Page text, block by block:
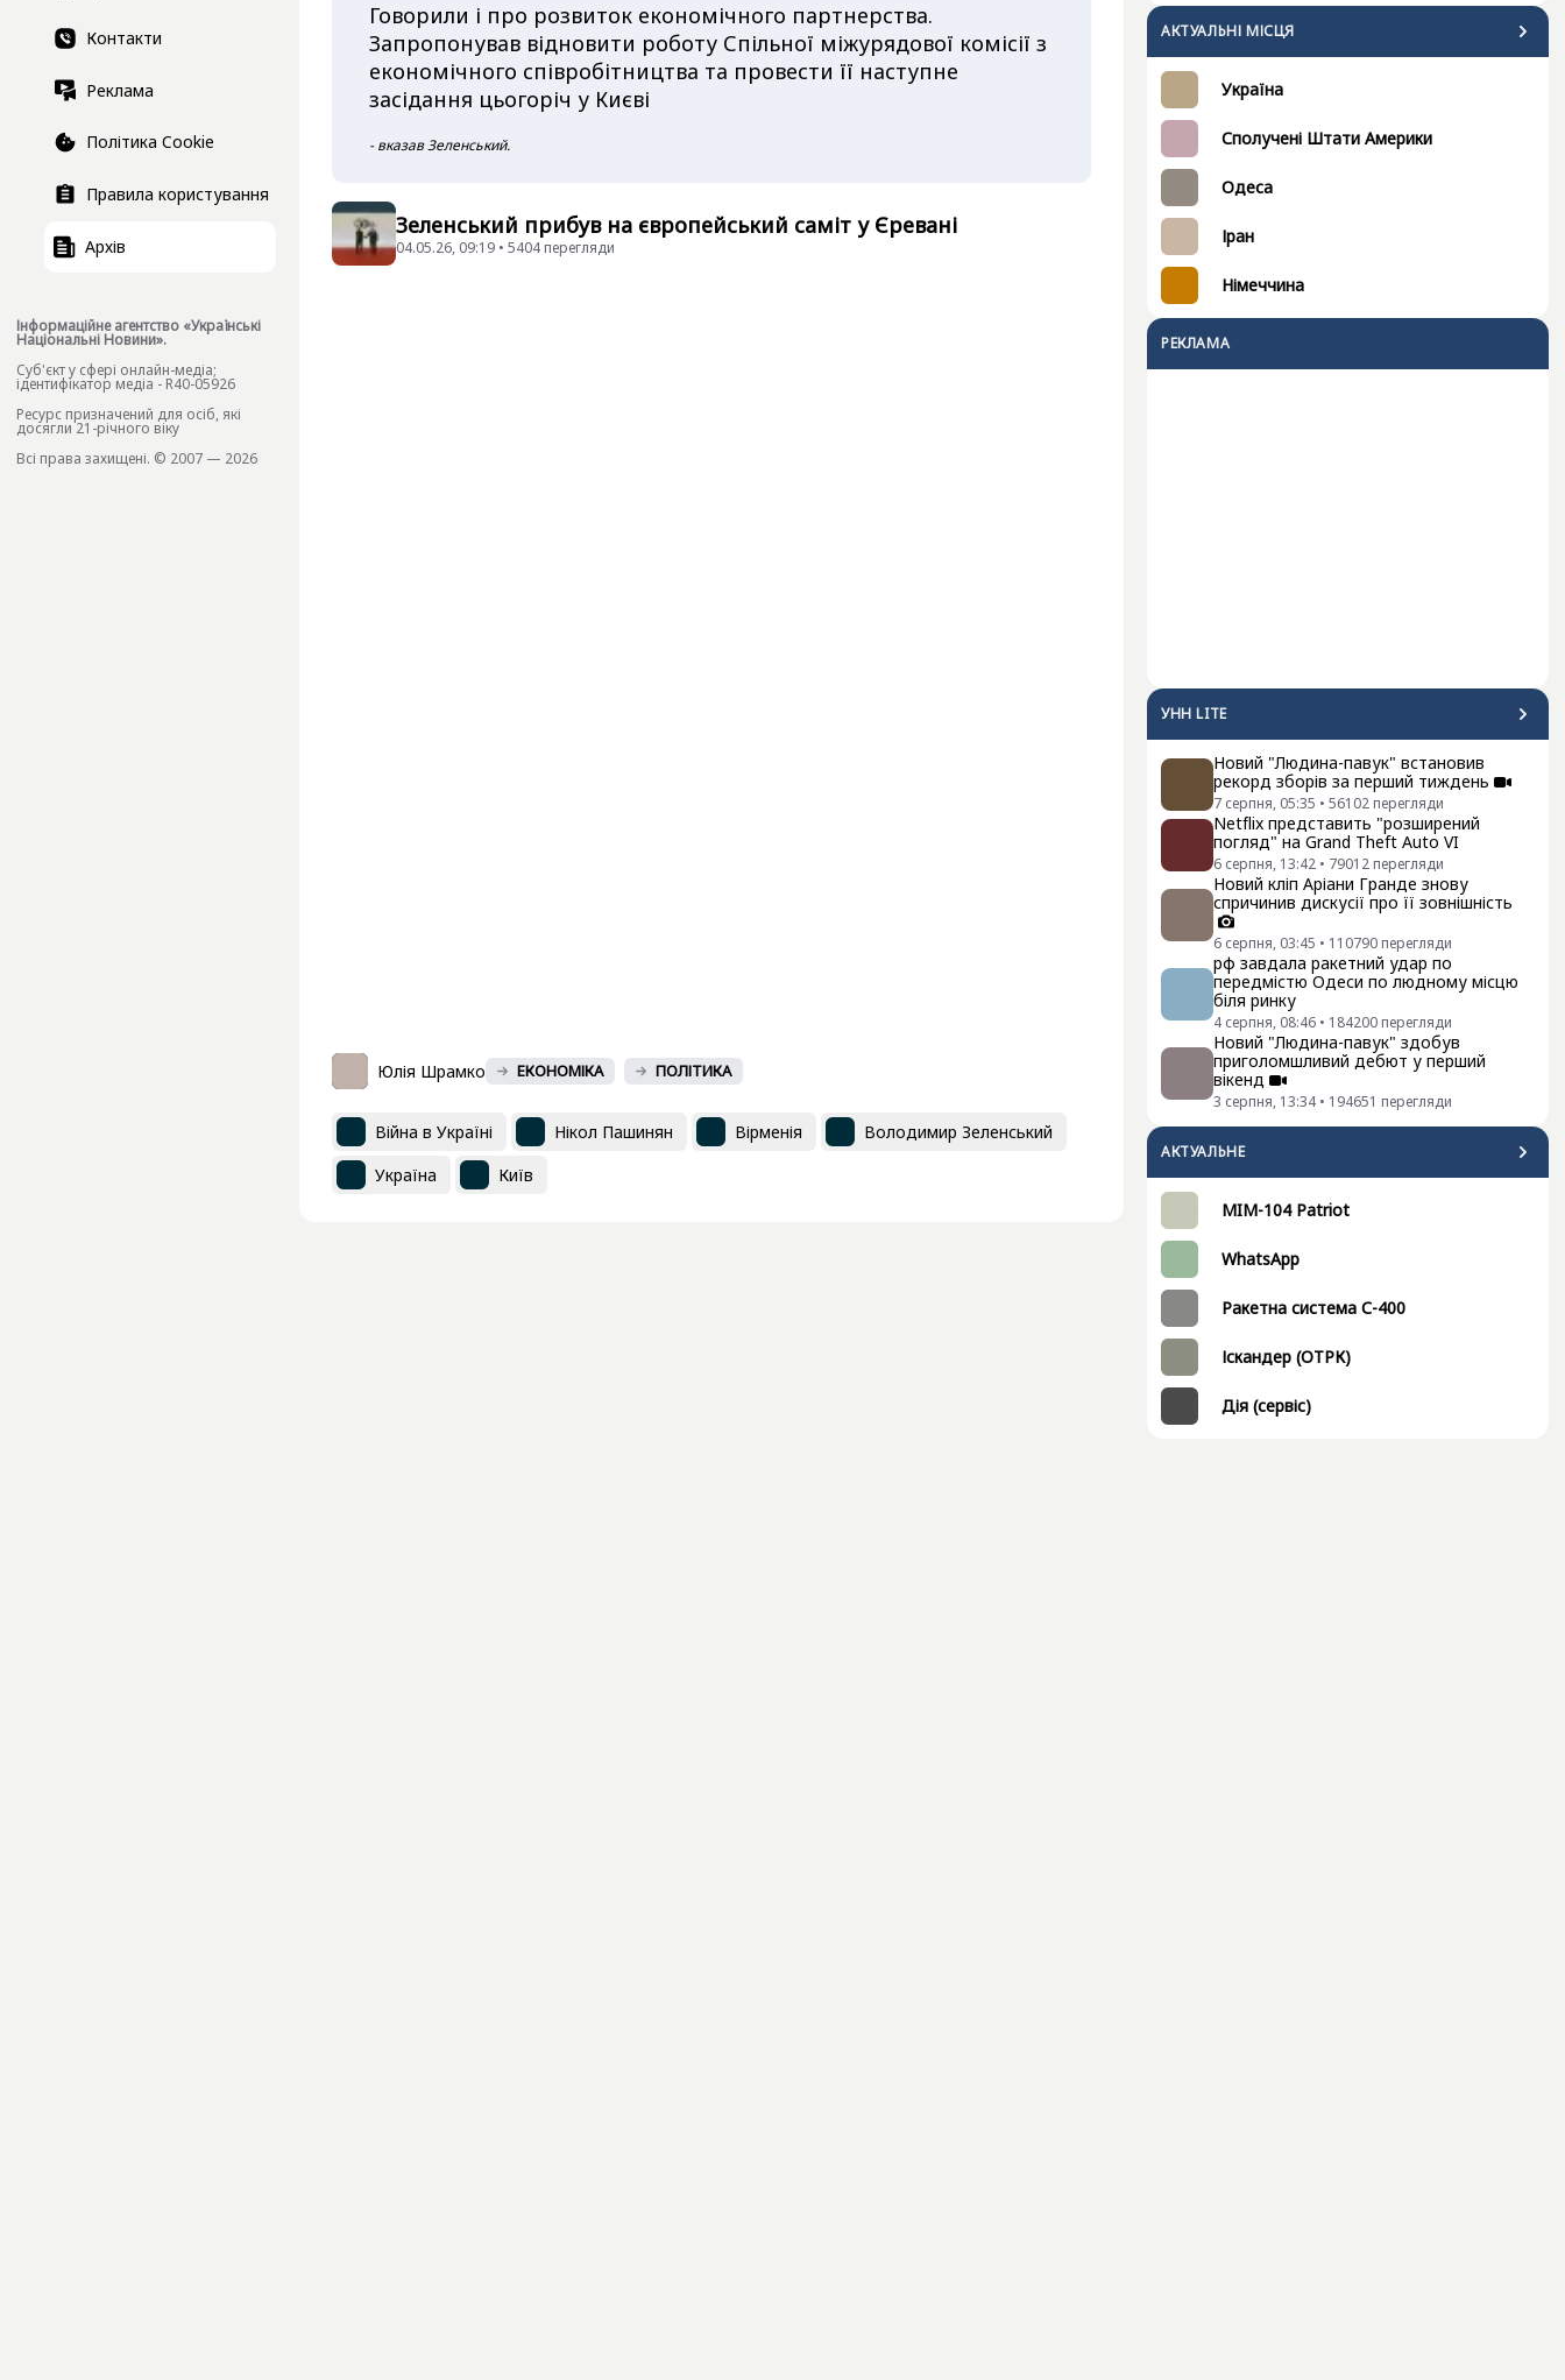
Контакти
Реклама
Політика Cookie
Правила користування
Архів
Інформаційне агентство «Українські
Національні Новини».
Cуб'єкт у сфері онлайн-медіа;
ідентифікатор медіа - R40-05926
Ресурс призначений для осіб, які
досягли 21-річного віку
Всі права захищені. © 2007 — 2026
АКТУАЛЬНІ МІСЦЯ
Україна
Сполучені Штати Америки
Одеса
Іран
Німеччина
РЕКЛАМА
УНН LITE
Новий "Людина-павук" встановив
рекорд зборів за перший тиждень
7 серпня, 05:35 • 56102 перегляди
Netflix представить "розширений
погляд" на Grand Theft Auto VI
6 серпня, 13:42 • 79012 перегляди
Новий кліп Аріани Гранде знову
спричинив дискусії про її зовнішність
6 серпня, 03:45 • 110790 перегляди
рф завдала ракетний удар по
передмістю Одеси по людному місцю
біля ринку
4 серпня, 08:46 • 184200 перегляди
Новий "Людина-павук" здобув
приголомшливий дебют у перший
вікенд
3 серпня, 13:34 • 194651 перегляди
АКТУАЛЬНЕ
MIM-104 Patriot
WhatsApp
Ракетна система С-400
Іскандер (ОТРК)
Дія (сервіс)
Говорили і про розвиток економічного партнерства.
Запропонував відновити роботу Спільної міжурядової комісії з
економічного співробітництва та провести її наступне
засідання цьогоріч у Києві
- вказав Зеленський.
Зеленський прибув на європейський саміт у Єревані
04.05.26, 09:19 • 5404 перегляди
Юлія Шрамко ЕКОНОМІКА ПОЛІТИКА
Війна в Україні Нікол Пашинян Вірменія
Володимир Зеленський
Україна
Київ